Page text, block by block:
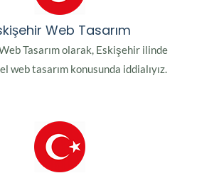
Web Tasarım
Tasarım olarak, Eskişehir ilinde
web tasarım konusunda iddialıyız.